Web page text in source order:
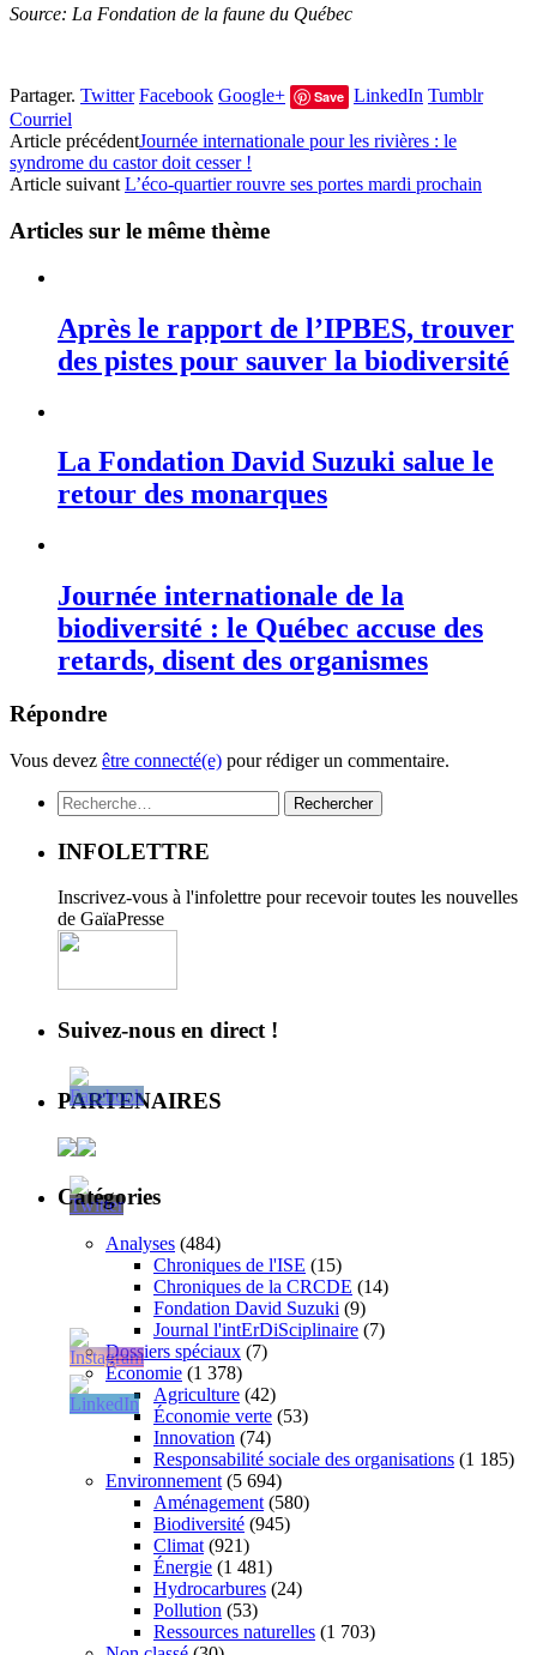
Source: La Fondation de la faune du Québec
Partager. Twitter Facebook Google+ Save LinkedIn Tumblr
Courriel
Article précédentJournée internationale pour les rivières : le
syndrome du castor doit cesser !
Article suivant L’éco-quartier rouvre ses portes mardi prochain
Articles sur le même thème
Après le rapport de l’IPBES, trouver
des pistes pour sauver la biodiversité
La Fondation David Suzuki salue le
retour des monarques
Journée internationale de la
biodiversité : le Québec accuse des
retards, disent des organismes
Répondre
Vous devez être connecté(e) pour rédiger un commentaire.
Rechercher :
INFOLETTRE
Inscrivez-vous à l'infolettre pour recevoir toutes les nouvelles
de GaïaPresse
Suivez-nous en direct !
PARTENAIRES
Catégories
Analyses (484)
Chroniques de l'ISE (15)
Chroniques de la CRCDE (14)
Fondation David Suzuki (9)
Journal l'intErDiSciplinaire (7)
Dossiers spéciaux (7)
Économie (1 378)
Agriculture (42)
Économie verte (53)
Innovation (74)
Responsabilité sociale des organisations (1 185)
Environnement (5 694)
Aménagement (580)
Biodiversité (945)
Climat (921)
Énergie (1 481)
Hydrocarbures (24)
Pollution (53)
Ressources naturelles (1 703)